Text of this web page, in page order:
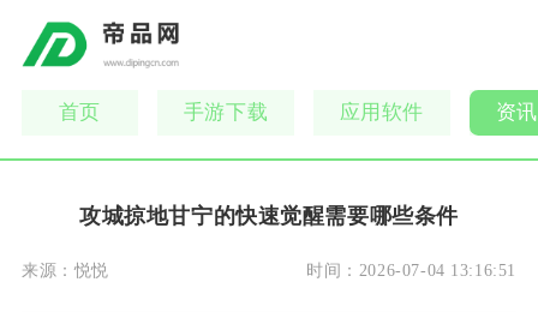
首页 手游下载 应用软件 资
攻城掠地甘宁的快速觉醒需要哪些条件
来源：悦悦 时间： 2026-07-04 13:16:51